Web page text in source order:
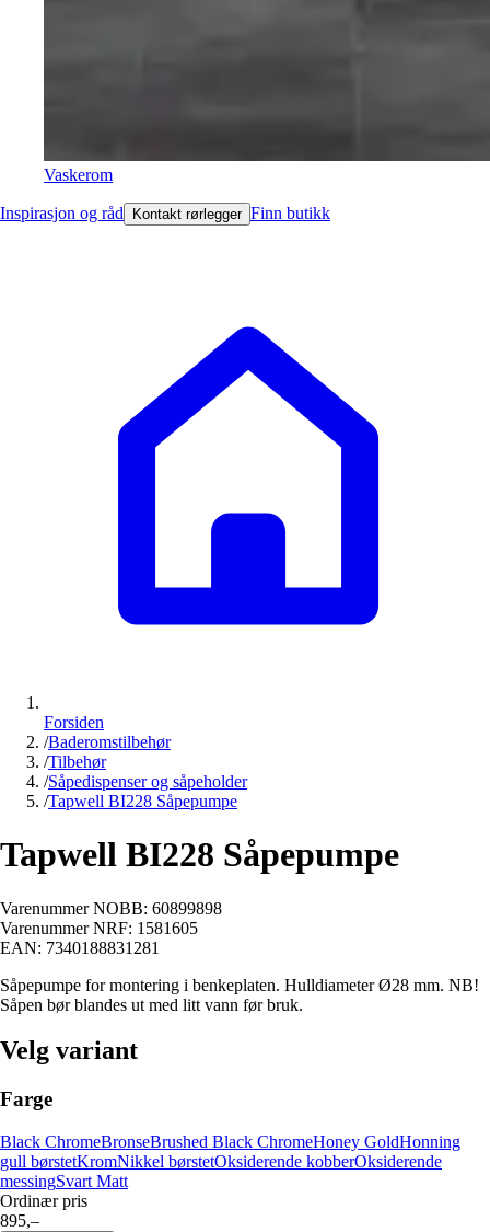
Vaskerom
Inspirasjon og råd Kontakt rørlegger Finn butikk
Forsiden
/Baderomstilbehør
/Tilbehør
/Såpedispenser og såpeholder
/Tapwell BI228 Såpepumpe
Tapwell BI228 Såpepumpe
Varenummer NOBB: 60899898
Varenummer NRF: 1581605
EAN: 7340188831281
Såpepumpe for montering i benkeplaten. Hulldiameter Ø28 mm. NB!
Såpen bør blandes ut med litt vann før bruk.
Velg variant
Farge
Black ChromeBronseBrushed Black ChromeHoney GoldHonning
gull børstetKromNikkel børstetOksiderende kobberOksiderende
messingSvart Matt
Ordinær pris
895,–